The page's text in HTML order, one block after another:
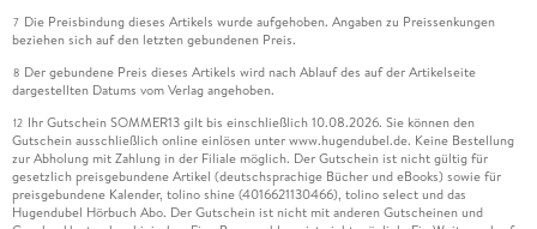
7 Die Preisbindung dieses Artikels wurde aufgehoben. Angaben zu Preissenkungen
beziehen sich auf den letzten gebundenen Preis.
8 Der gebundene Preis dieses Artikels wird nach Ablauf des auf der Artikelseite
dargestellten Datums vom Verlag angehoben.
12 Ihr Gutschein SOMMER13 gilt bis einschließlich 10.08.2026. Sie können den
Gutschein ausschließlich online einlösen unter www.hugendubel.de. Keine Bestellung
zur Abholung mit Zahlung in der Filiale möglich. Der Gutschein ist nicht gültig für
gesetzlich preisgebundene Artikel (deutschsprachige Bücher und eBooks) sowie für
preisgebundene Kalender, tolino shine (4016621130466), tolino select und das
Hugendubel Hörbuch Abo. Der Gutschein ist nicht mit anderen Gutscheinen und